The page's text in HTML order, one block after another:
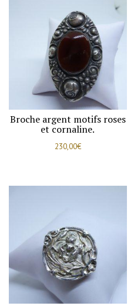
Broche argent motifs roses
et cornaline.
230,00€